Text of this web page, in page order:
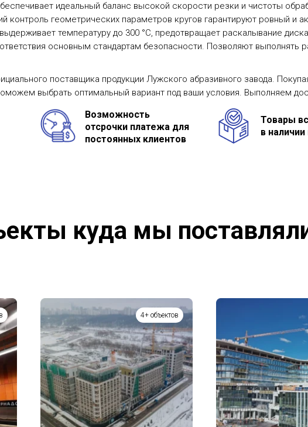
идеальный баланс высокой скорости резки и чистоты
контроль геометрических параметров кругов гарантируют ровный и
температуру до 300 °С, предотвращает раскалывание
основным стандартам безопасности. Позволяют выполнять
поставщика продукции Лужского абразивного завода.
выбрать оптимальный вариант под ваши условия. Выполняем
Возможность
отсрочки платежа для
постоянных клиентов
Товары
в
куда мы
4+ объектов